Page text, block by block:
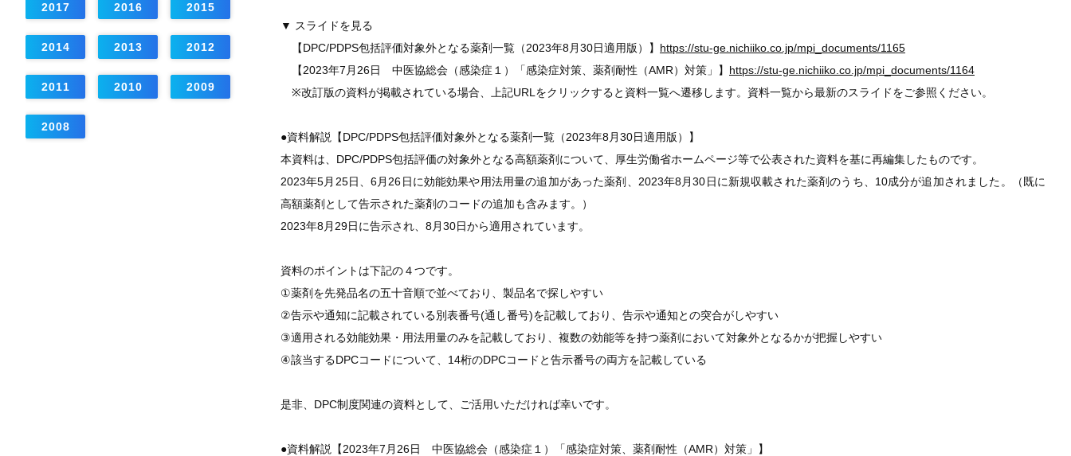
▼ スライドを見る
【DPC/PDPS包括評価対象外となる薬剤一覧（2023年8月30日適用版）】 https://stu-ge.nichiiko.co.jp/mpi_documents/1165
【2023年7月26日 中医協総会（感染症１）「感染症対策、薬剤耐性（AMR）対策」】 https://stu-ge.nichiiko.co.jp/mpi_documents/1164
※改訂版の資料が掲載されている場合、上記URLをクリックすると資料一覧へ遷移します。資料一覧から最新のスライドをご参照ください。
●資料解説【DPC/PDPS包括評価対象外となる薬剤一覧（2023年8月30日適用版）】
本資料は、DPC/PDPS包括評価の対象外となる高額薬剤について、厚生労働省ホームページ等で公表された資料を基に再編集したものです。
2023年5月25日、6月26日に効能効果や用法用量の追加があった薬剤、2023年8月30日に新規収載された薬剤のうち、10成分が追加されました。（既に
高額薬剤として告示された薬剤のコードの追加も含みます。）
2023年8月29日に告示され、8月30日から適用されています。
資料のポイントは下記の４つです。
①薬剤を先発品名の五十音順で並べており、製品名で探しやすい
②告示や通知に記載されている別表番号(通し番号)を記載しており、告示や通知との突合がしやすい
③適用される効能効果・用法用量のみを記載しており、複数の効能等を持つ薬剤において対象外となるかが把握しやすい
④該当するDPCコードについて、14桁のDPCコードと告示番号の両方を記載している
是非、DPC制度関連の資料として、ご活用いただければ幸いです。
●資料解説【2023年7月26日 中医協総会（感染症１）「感染症対策、薬剤耐性（AMR）対策」】
2017 2016 2015
2014 2013 2012
2011 2010 2009
2008